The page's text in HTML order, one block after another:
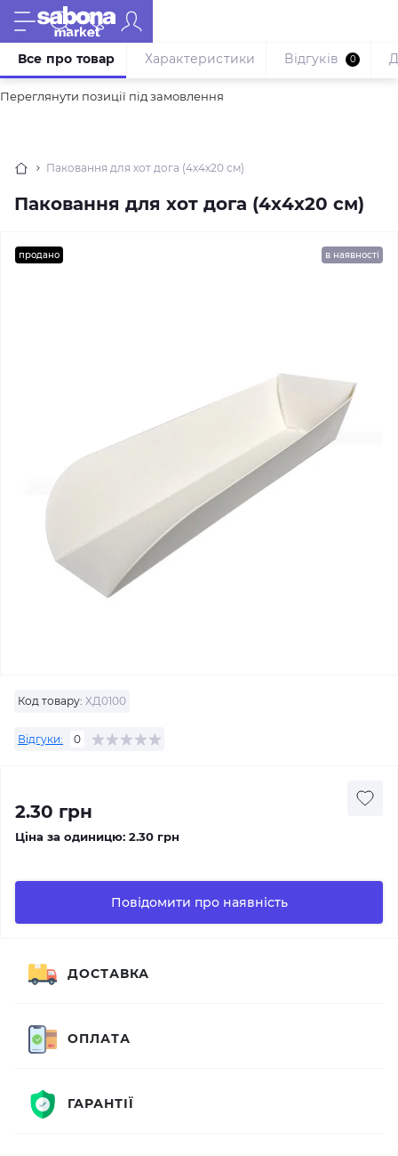
Переглянути позиції під замовлення
Паковання для хот дога (4х4х20 см)
Паковання для хот дога (4х4х20 см)
Все про товар Характеристики Відгуків 0
продано в наявності
Код товару: ХД0100
Відгуки: 0
2.30 грн
Ціна за одиницю: 2.30 грн
Повідомити про наявність
ДОСТАВКА
ОПЛАТА
ГАРАНТІЇ